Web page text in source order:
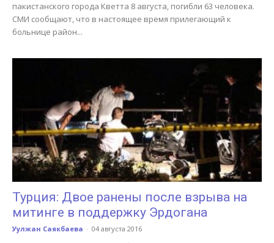
пакистанского города Кветта 8 августа, погибли 63 человека.
СМИ сообщают, что в настоящее время прилегающий к
больнице район...
Турция: Двое ранены после взрыва на
митинге в поддержку Эрдогана
Уулжан Саякбаева - 04 августа 2016